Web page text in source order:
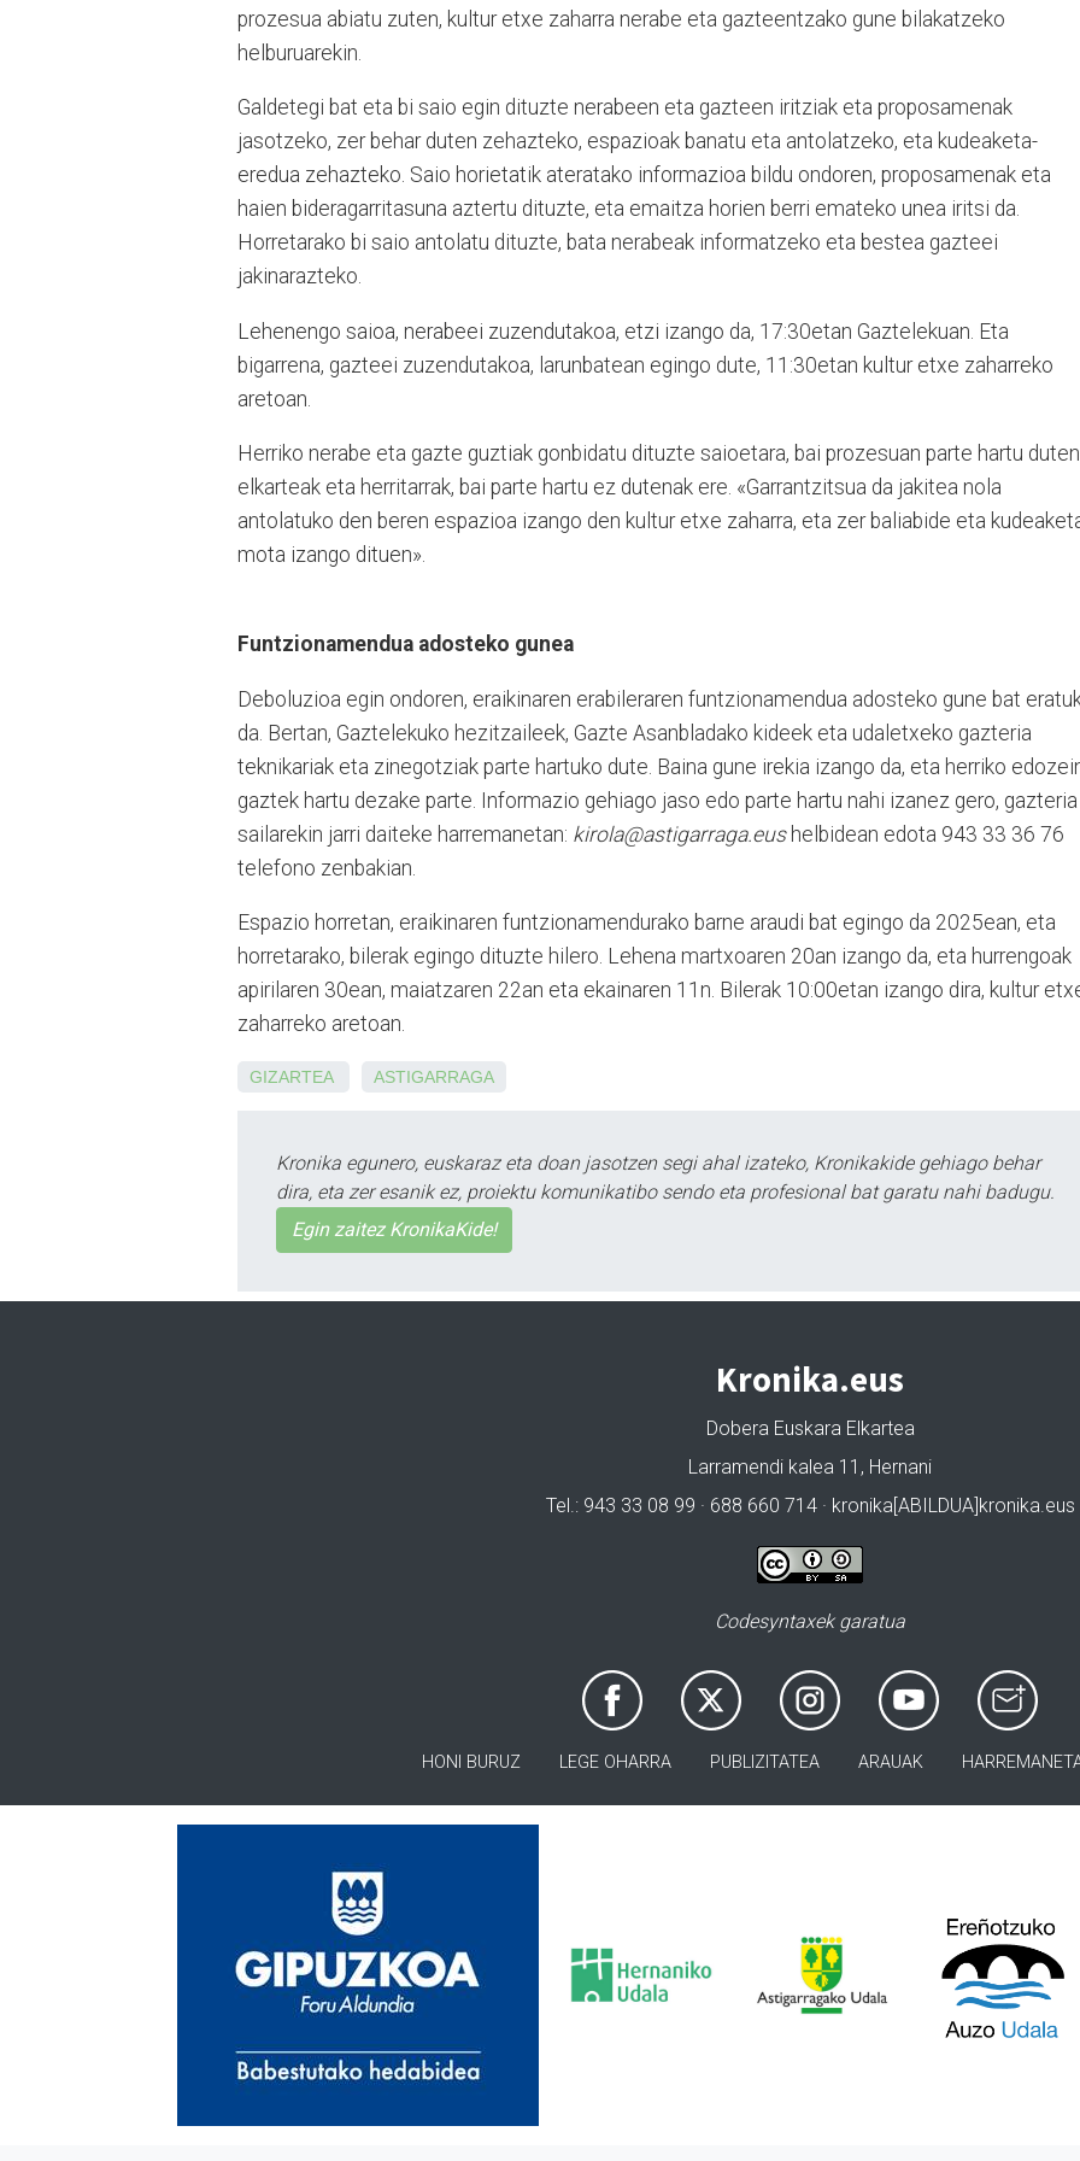
prozesua abiatu zuten, kultur etxe zaharra nerabe eta gazteentzako gune bilakatzeko
helburuarekin.
Galdetegi bat eta bi saio egin dituzte nerabeen eta gazteen iritziak eta proposamenak
jasotzeko, zer behar duten zehazteko, espazioak banatu eta antolatzeko, eta kudeaketa-
eredua zehazteko. Saio horietatik ateratako informazioa bildu ondoren, proposamenak eta
haien bideragarritasuna aztertu dituzte, eta emaitza horien berri emateko unea iritsi da.
Horretarako bi saio antolatu dituzte, bata nerabeak informatzeko eta bestea gazteei
jakinarazteko.
Lehenengo saioa, nerabeei zuzendutakoa, etzi izango da, 17:30etan Gaz­telekuan. Eta
bigarrena, gazteei zuzendutakoa, larunbatean egingo dute, 11:30etan kultur etxe zaharreko
aretoan.
Herriko nerabe eta gazte guztiak gonbidatu dituzte saioetara, bai prozesuan parte hartu duten
elkarteak eta herritarrak, bai parte hartu ez dutenak ere. «Garrantzitsua da jakitea nola
antolatuko den beren espazioa izango den kultur etxe zaharra, eta zer baliabide eta
mota izango dituen».
Funtzionamendua adosteko gunea
Deboluzioa egin ondoren, eraikinaren erabileraren funtzionamendua adosteko gune bat
da. Bertan, Gaztelekuko hezitzaileek, Gazte Asanbladako kideek eta udaletxeko gazteria
teknikariak eta zinegotziak parte hartuko dute. Baina gune irekia izango da, eta herriko
gaztek hartu dezake parte. Informazio gehiago jaso edo parte hartu nahi izanez gero, gazteria
sailarekin jarri daiteke harremanetan: kirola@astigarraga.eushelbidean edota 943 33 36 76
telefono zenbakian.
Espazio horretan, eraikinaren funtzionamendurako barne araudi bat egingo da 2025ean, eta
horretarako, bilerak egingo dituzte hilero. Lehena martxoaren 20an izango da, eta hurrengoak
apirilaren 30ean, maiatzaren 22an eta ekainaren 11n. Bilerak 10:00etan izango dira, kultur
zaharreko aretoan.
GIZARTEA ASTIGARRAGA
Kronika egunero, euskaraz eta doan jasotzen segi ahal izateko, Kronikakide gehiago behar
dira, eta zer esanik ez, proiektu komunikatibo sendo eta profesional bat garatu nahi badugu.
Egin zaitez KronikaKide!
Kronika.eus
Dobera Euskara Elkartea
Larramendi kalea 11, Hernani
Tel.: 943 33 08 99 · 688 660 714 · kronika[ABILDUA]kronika.eus
Codesyntaxek garatua
HONI BURUZ LEGE OHARRA PUBLIZITATEA ARAUAK